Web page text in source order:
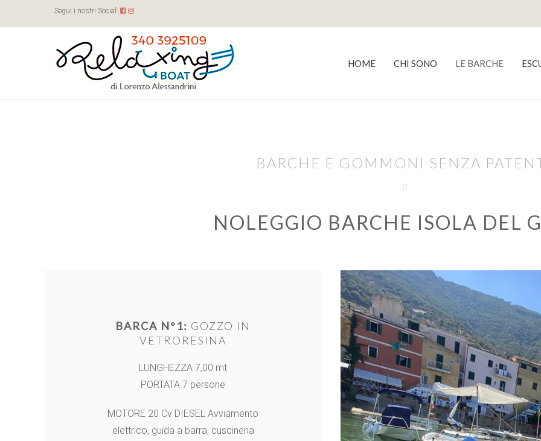
Segui i nostri Social:
HOME CHI SONO LE BARCHE
BARCHE E GOMMONI SENZA
NOLEGGIO BARCHE ISOLA DEL
BARCA N°1: GOZZO IN
VETRORESINA
LUNGHEZZA 7,00 mt
PORTATA 7 persone
MOTORE 20 Cv DIESEL Avviamento
elettrico, guida a barra, cuscineria